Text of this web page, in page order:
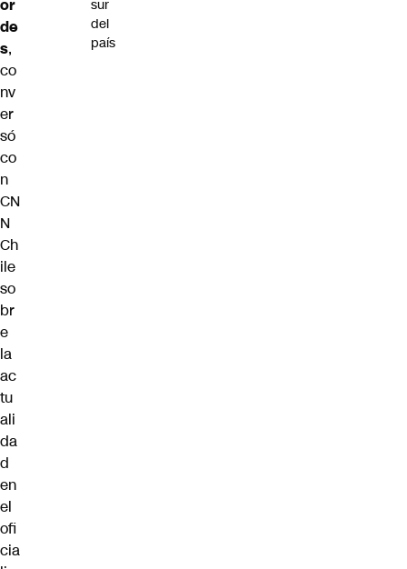
or
de
s,
co
nv
er
só
co
n
CN
N
Ch
ile
so
br
e
la
ac
tu
ali
da
d
en
el
ofi
cia
sur
del
país